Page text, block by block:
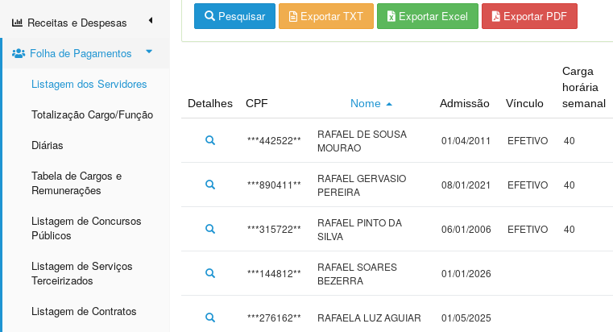
Receitas e Despesas
Folha de Pagamentos
Listagem dos Servidores
Totalização Cargo/Função
Diárias
Tabela de Cargos e
Remunerações
Listagem de Concursos
Públicos
Listagem de Serviços
Terceirizados
Listagem de Contratos
Pesquisar Exportar TXT Exportar Excel Exportar PDF
Detalhes CPF Nome Admissão Vínculo
Carga
horária
semanal
***442522**
RAFAEL DE SOUSA
MOURAO
01/04/2011 EFETIVO 40
***890411**
RAFAEL GERVASIO
PEREIRA
08/01/2021 EFETIVO 40
***315722**
RAFAEL PINTO DA
SILVA
06/01/2006 EFETIVO 40
***144812**
RAFAEL SOARES
BEZERRA
01/01/2026
***276162** RAFAELA LUZ AGUIAR 01/05/2025